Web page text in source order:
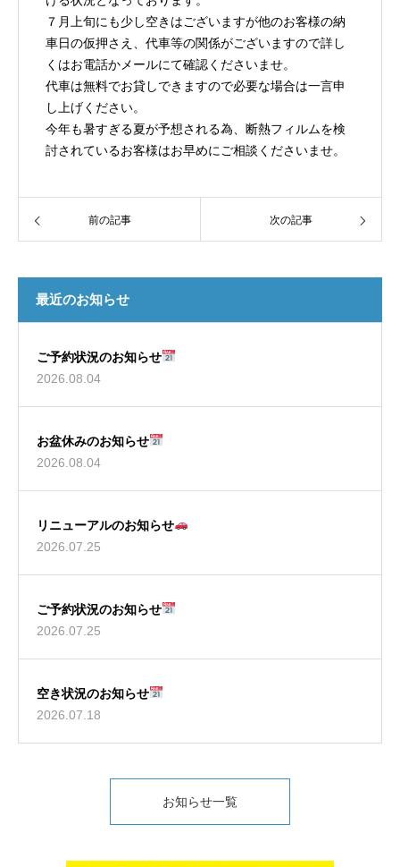
７月上旬にも少し空きはございますが他のお客様の納
車日の仮押さえ、代車等の関係がございますので詳し
くはお電話かメールにて確認くださいませ。
代車は無料でお貸しできますので必要な場合は一言申
し上げください。
今年も暑すぎる夏が予想される為、断熱フィルムを検
討されているお客様はお早めにご相談くださいませ。
前の記事 次の記事
最近のお知らせ
ご予約状況のお知らせ
2026.08.04
お盆休みのお知らせ
2026.08.04
リニューアルのお知らせ
2026.07.25
ご予約状況のお知らせ
2026.07.25
空き状況のお知らせ
2026.07.18
お知らせ一覧